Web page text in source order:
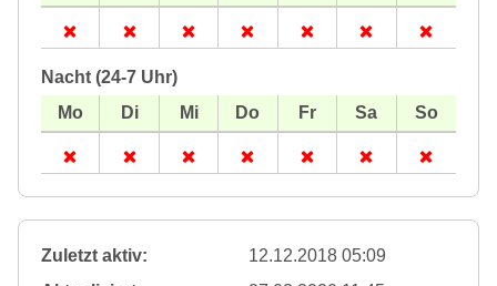
Nacht (24-7 Uhr)
Zuletzt aktiv:
12.12.2018 05:09